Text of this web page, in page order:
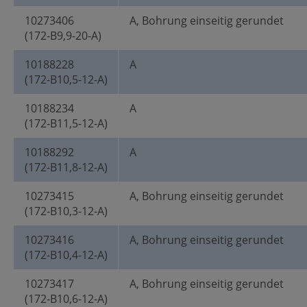
10273406
(172-B9,9-20-A)
A, Bohrung einseitig gerundet
10188228
(172-B10,5-12-A)
A
10188234
(172-B11,5-12-A)
A
10188292
(172-B11,8-12-A)
A
10273415
(172-B10,3-12-A)
A, Bohrung einseitig gerundet
10273416
(172-B10,4-12-A)
A, Bohrung einseitig gerundet
10273417
(172-B10,6-12-A)
A, Bohrung einseitig gerundet